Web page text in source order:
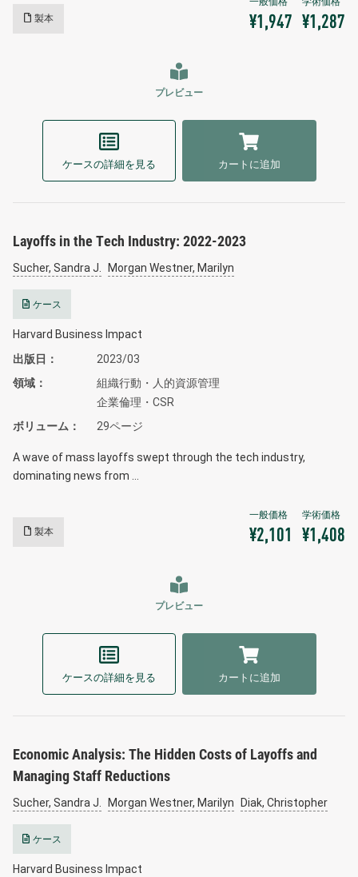
製本 ¥1,947 ¥1,287
プレビュー
ケースの詳細を見る カートに追加
Layoffs in the Tech Industry: 2022-2023
Sucher, Sandra J. Morgan Westner, Marilyn
ケース
Harvard Business Impact
出版日
2023/03
領域
組織行動・人的資源管理
企業倫理・CSR
ボリューム
29ページ
A wave of mass layoffs swept through the tech industry,
dominating news from …
製本 ¥2,101 ¥1,408
プレビュー
ケースの詳細を見る カートに追加
Economic Analysis: The Hidden Costs of Layoffs and
Managing Staff Reductions
Sucher, Sandra J. Morgan Westner, Marilyn Diak, Christopher
ケース
Harvard Business Impact